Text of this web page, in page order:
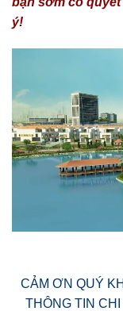
ý!
CẢM ƠN QUÝ
THÔNG TIN